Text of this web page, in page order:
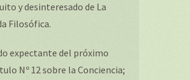
y desinteresado de La
Filosófica.
expectante del próximo
Nº 12 sobre la Conciencia;